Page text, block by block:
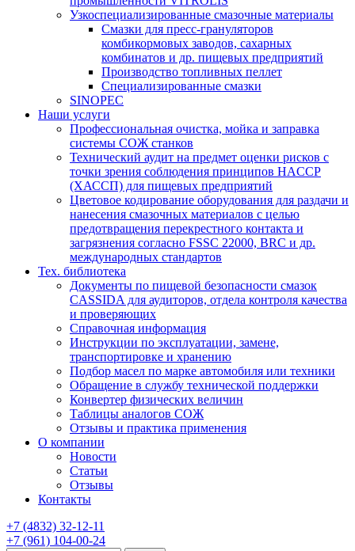
Узкоспециализированные смазочные материалы
Смазки для пресс-грануляторов
комбикормовых заводов, сахарных
комбинатов и др. пищевых предприятий
Производство топливных пеллет
Специализированные смазки
SINOPEC
Наши услуги
Профессиональная очистка, мойка и заправка
системы СОЖ станков
Технический аудит на предмет оценки рисков с
точки зрения соблюдения принципов HACCP
(ХАССП) для пищевых предприятий
Цветовое кодирование оборудования для раздачи и
нанесения смазочных материалов с целью
предотвращения перекрестного контакта и
загрязнения согласно FSSC 22000, BRC и др.
международных стандартов
Тех. библиотека
Документы по пищевой безопасности смазок
CASSIDA для аудиторов, отдела контроля качества
и проверяющих
Справочная информация
Инструкции по эксплуатации, замене,
транспортировке и хранению
Подбор масел по марке автомобиля или техники
Обращение в службу технической поддержки
Конвертер физических величин
Таблицы аналогов СОЖ
Отзывы и практика применения
О компании
Новости
Статьи
Отзывы
Контакты
+7 (4832) 32-12-11
+7 (961) 104-00-24